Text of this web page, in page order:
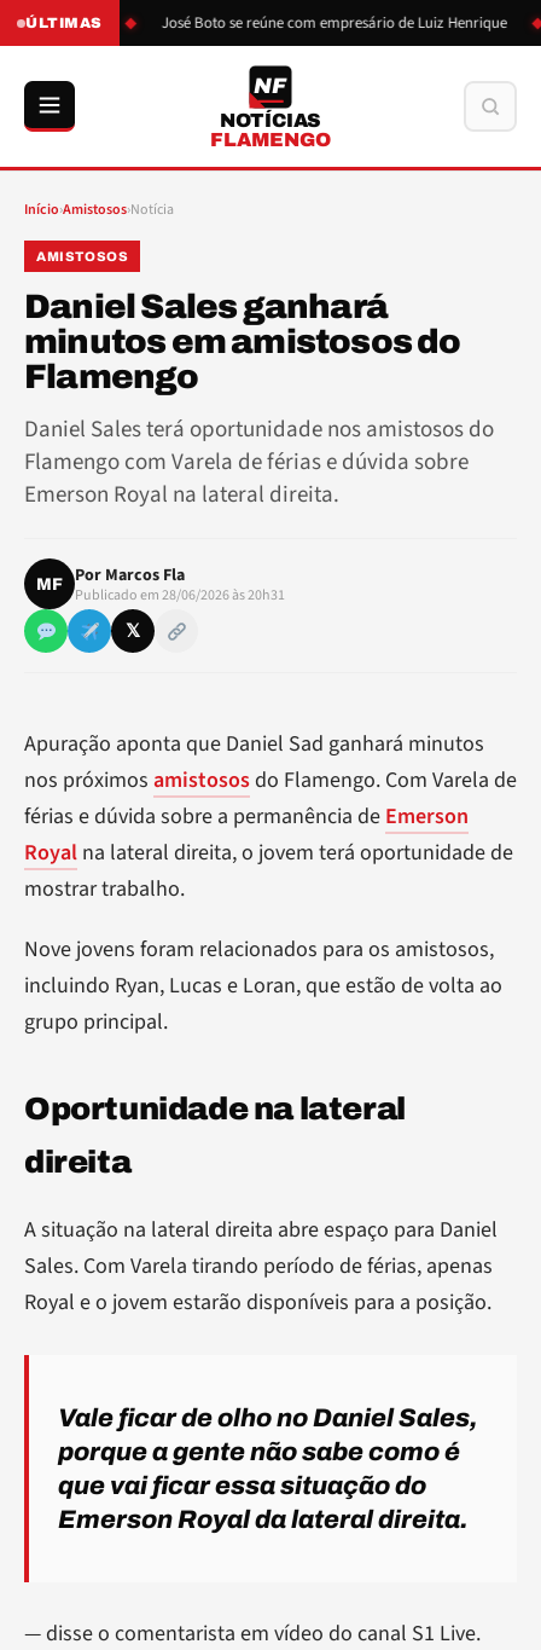
ÚLTIMAS
de Boto José Boto se reúne com empresário de Luiz Henrique
NF
NOTÍCIAS
FLAMENGO
Início›Amistosos›Notícia
AMISTOSOS
Daniel Sales ganhará
minutos em amistosos do
Flamengo
Daniel Sales terá oportunidade nos amistosos do
Flamengo com Varela de férias e dúvida sobre
Emerson Royal na lateral direita.
MF Por Marcos Fla
Publicado em 28/06/2026 às 20h31
𝕏
Apuração aponta que Daniel Sad ganhará minutos
nos próximos amistosos do Flamengo. Com Varela de
férias e dúvida sobre a permanência de Emerson
Royal na lateral direita, o jovem terá oportunidade de
mostrar trabalho.
Nove jovens foram relacionados para os amistosos,
incluindo Ryan, Lucas e Loran, que estão de volta ao
grupo principal.
Oportunidade na lateral
direita
A situação na lateral direita abre espaço para Daniel
Sales. Com Varela tirando período de férias, apenas
Royal e o jovem estarão disponíveis para a posição.
Vale ficar de olho no Daniel Sales,
porque a gente não sabe como é
que vai ficar essa situação do
Emerson Royal da lateral direita.
— disse o comentarista em vídeo do canal S1 Live.